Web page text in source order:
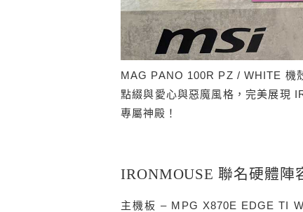
MAG PANO 100R PZ / WHITE 機
點綴與愛心與惡魔風格，完美展現
專屬神殿！
IRONMOUSE 聯名硬體陣
主機板 – MPG X870E EDGE TI